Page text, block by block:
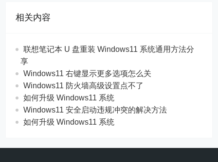
相关内容
联想笔记本 U 盘重装 Windows11 系统通用方法分
享
Windows11 右键显示更多选项怎么关
Windows11 防火墙高级设置点不了
如何升级 Windows11 系统
Windows11 安全启动违规冲突的解决方法
如何升级 Windows11 系统